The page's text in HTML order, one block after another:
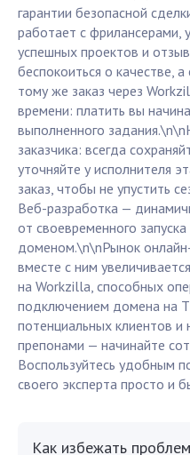
гарантии безопасной
работает с фрилансерами,
успешных проектов и
беспокоиться о качестве, а
тому же заказ через
времени: платить вы
выполненного
заказчика: всегда
уточняйте у исполнителя
заказ, чтобы не упустить
Веб-разработка —
от своевременного
доменом.\n\nРынок онлайн-
вместе с ним
на Workzilla, способных
подключением домена на
потенциальных клиентов и
препонами — начинайте
Воспользуйтесь удобным
своего эксперта просто и
Как избежать